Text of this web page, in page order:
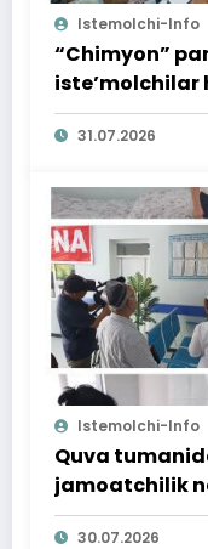
Istemolchi-Info
“Chimyon”
o‘tkazildi
31.07.2026
Istemolchi-Info
Quva
jamoatchilik
o‘rganildi
30.07.2026